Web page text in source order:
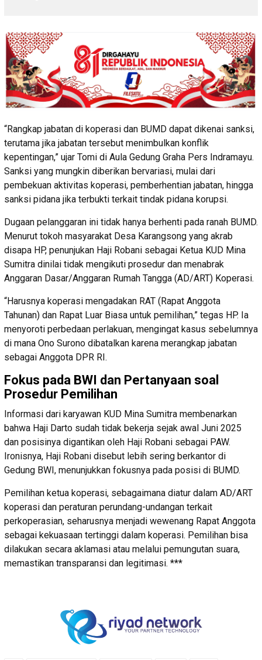
“Rangkap jabatan di koperasi dan BUMD dapat dikenai sanksi,
terutama jika jabatan tersebut menimbulkan konflik
kepentingan,” ujar Tomi di Aula Gedung Graha Pers Indramayu.
Sanksi yang mungkin diberikan bervariasi, mulai dari
pembekuan aktivitas koperasi, pemberhentian jabatan, hingga
sanksi pidana jika terbukti terkait tindak pidana korupsi.
Dugaan pelanggaran ini tidak hanya berhenti pada ranah BUMD.
Menurut tokoh masyarakat Desa Karangsong yang akrab
disapa HP, penunjukan Haji Robani sebagai Ketua KUD Mina
Sumitra dinilai tidak mengikuti prosedur dan menabrak
Anggaran Dasar/Anggaran Rumah Tangga (AD/ART) Koperasi.
“Harusnya koperasi mengadakan RAT (Rapat Anggota
Tahunan) dan Rapat Luar Biasa untuk pemilihan,” tegas HP. Ia
menyoroti perbedaan perlakuan, mengingat kasus sebelumnya
di mana Ono Surono dibatalkan karena merangkap jabatan
sebagai Anggota DPR RI.
Fokus pada BWI dan Pertanyaan soal
Prosedur Pemilihan
Informasi dari karyawan KUD Mina Sumitra membenarkan
bahwa Haji Darto sudah tidak bekerja sejak awal Juni 2025
dan posisinya digantikan oleh Haji Robani sebagai PAW.
Ironisnya, Haji Robani disebut lebih sering berkantor di
Gedung BWI, menunjukkan fokusnya pada posisi di BUMD.
Pemilihan ketua koperasi, sebagaimana diatur dalam AD/ART
koperasi dan peraturan perundang-undangan terkait
perkoperasian, seharusnya menjadi wewenang Rapat Anggota
sebagai kekuasaan tertinggi dalam koperasi. Pemilihan bisa
dilakukan secara aklamasi atau melalui pemungutan suara,
memastikan transparansi dan legitimasi. ***